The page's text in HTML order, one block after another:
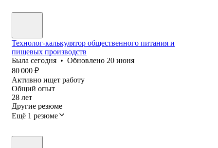
Технолог-калькулятор общественного питания и
пищевых производств
Была сегодня • Обновлено 20 июня
80 000 ₽
Активно ищет работу
Общий опыт
28 лет
Другие резюме
Ещё 1 резюме